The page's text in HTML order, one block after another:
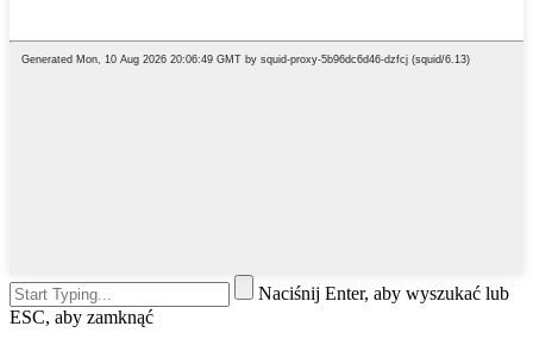
Naciśnij Enter, aby wyszukać lub
ESC, aby zamknąć